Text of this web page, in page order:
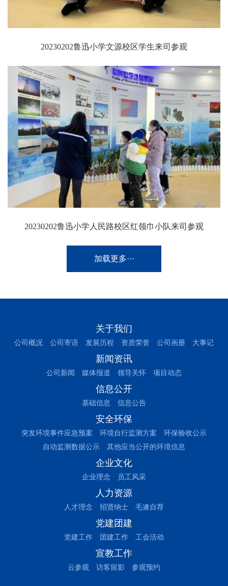
20230202鲁迅小学文源校区学生来司参观
20230202鲁迅小学人民路校区红领巾小队来司参观
加载更多···
关于我们
公司概况 公司寄语 发展历程 资质荣誉 公司画册 大事记
新闻资讯
公司新闻 媒体报道 领导关怀 项目动态
信息公开
基础信息 信息公告
安全环保
突发环境事件应急预案 环境自行监测方案
环保验收公示
自动监测数据公示
其他应当公开的环境信息
企业文化
企业理念 员工风采
人力资源
人才理念 招贤纳士 毛遂自荐
党建团建
党建工作 团建工作 工会活动
宣教工作
云参观 访客留影 参观预约